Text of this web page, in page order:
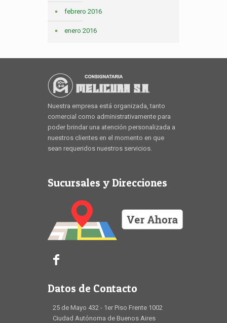
febrero 2016
enero 2016
Nuestra empresa está organizada, tanto
comercial como administrativamente para
poder brindar una atención personalizada a
nuestros clientes en el momento en que
sean requeridos nuestros servicios.
Sucursales y Direcciones
Datos de Contacto
25 de Mayo 432 - 1er Piso Frente 1002
Ciudad Autónoma de Buenos Aires